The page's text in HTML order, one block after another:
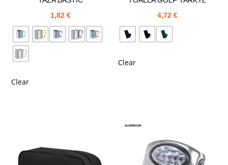
1,82€
Clear
4,72 €
Clear